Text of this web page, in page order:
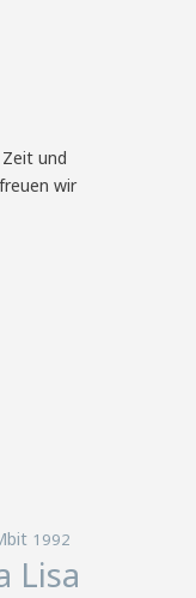
und
wir
1992
Lisa